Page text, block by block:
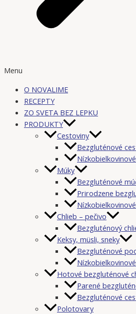
Menu
O NOVALIME
RECEPTY
ZO SVETA BEZ LEPKU
PRODUKTY
Cestoviny
Bezgluténové
Múky
Bezgluténové
Prirodzene
Chlieb – pečivo
Bezgluténový
Keksy, müsli, sneky
Bezgluténové
Hotové bezgluténové
Parené
Bezgluténové
Polotovary